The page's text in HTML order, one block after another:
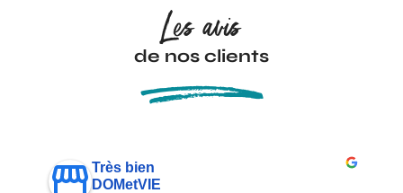
Les avis
de nos clients
Très bien
DOMetVIE